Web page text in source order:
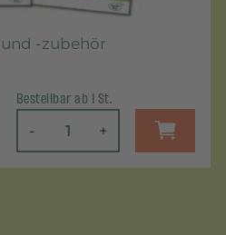
-zubehör
Bestellbar ab 1 St.
- +